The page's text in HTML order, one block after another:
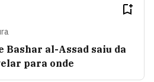
Bashar al-Assad saiu da
para onde